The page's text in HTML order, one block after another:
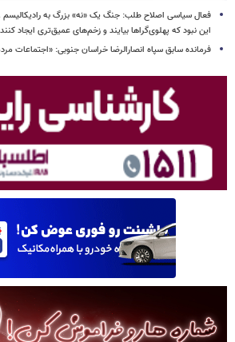
این نبود که پهلوی‌گراها بیایند و زخم‌های عمیق‌تری ایجاد
فرمانده سابق سپاه انصارالرضا خراسان جنوبی: «اجتماعات